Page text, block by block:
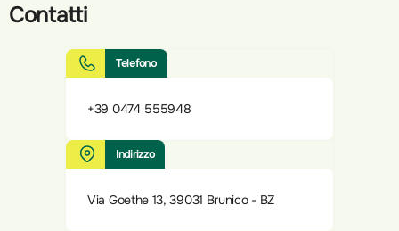
Contatti
Telefono
+39 0474 555948
Indirizzo
Via Goethe 13, 39031 Brunico - BZ